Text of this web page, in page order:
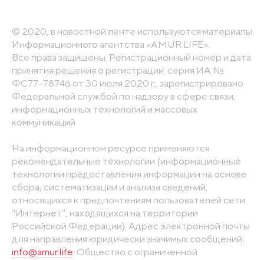
© 2020, в новостной ленте используются материалы
Информационного агентства «AMUR.LIFE».
Все права защищены. Регистрационный номер и дата
принятия решения о регистрации: серия ИА №
ФС77-78746 от 30 июля 2020 г., зарегистрировано
Федеральной службой по надзору в сфере связи,
информационных технологий и массовых
коммуникаций
На информационном ресурсе применяются
рекомендательные технологии (информационные
технологии предоставления информации на основе
сбора, систематизации и анализа сведений,
относящихся к предпочтениям пользователей сети
"Интернет", находящихся на территории
Российской Федерации). Адрес электронной почты
для направления юридически значимых сообщений:
info@amur.life . Общество с ограниченной